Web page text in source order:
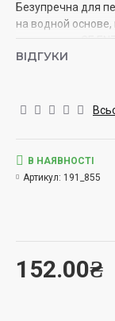
Безупречна для
на водной
стандартом CE
при температуре
ВІДГУКИ
152.00₴
В НАЯВНОСТІ
Артикул: 191_855